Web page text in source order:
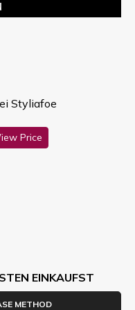
Styliafoe
Price
EINKAUFST
METHOD